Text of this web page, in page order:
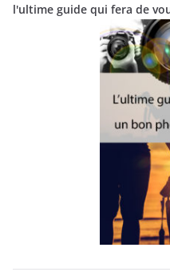
l'ultime guide qui fera de